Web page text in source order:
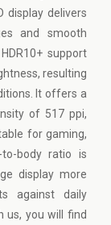
display delivers
and smooth
support
resulting
It offers a
of 517 ppi,
for gaming,
body ratio is
display more
against daily
us, you will find